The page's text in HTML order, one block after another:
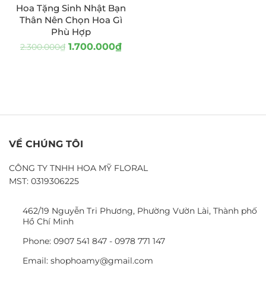
Hoa Tặng Sinh Nhật Bạn
Thân Nên Chọn Hoa Gì
Phù Hợp
2.300.000₫ 1.700.000₫
VỀ CHÚNG TÔI
CÔNG TY TNHH HOA MỸ FLORAL
MST: 0319306225
462/19 Nguyễn Tri Phương, Phường Vườn Lài, Thành phố
Hồ Chí Minh
Phone: 0907 541 847 - 0978 771 147
Email: shophoamy@gmail.com